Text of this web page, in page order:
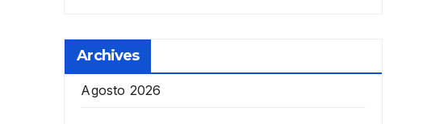
Archives
Agosto 2026